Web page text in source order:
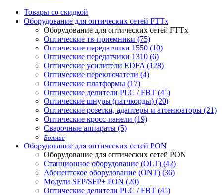
Товары со скидкой
Оборудование для оптических сетей FTTx
Оборудование для оптических сетей FTTx
Оптические тв-приемники (75)
Оптические передатчики 1550 (10)
Оптические передатчики 1310 (6)
Оптические усилители EDFA (128)
Оптические переключатели (4)
Оптические платформы (17)
Оптические делители PLC / FBT (45)
Оптические шнуры (патчкорды) (20)
Оптические розетки, адаптеры и аттенюаторы (21)
Оптические кросс-панели (19)
Сварочные аппараты (5)
Больше
Оборудование для оптических сетей PON
Оборудование для оптических сетей PON
Станционное оборудование (OLT) (42)
Абонентское оборудование (ONT) (36)
Модули SFP/SFP+ PON (20)
Оптические делители PLC / FBT (45)